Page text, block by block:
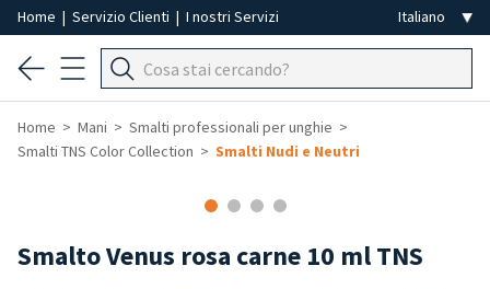
Home | Servizio Clienti | I nostri Servizi
Home Mani
Smalti professionali per unghie
Smalti TNS Color Collection
Smalti Nudi e Neutri
Smalto Venus rosa carne 10 ml TNS